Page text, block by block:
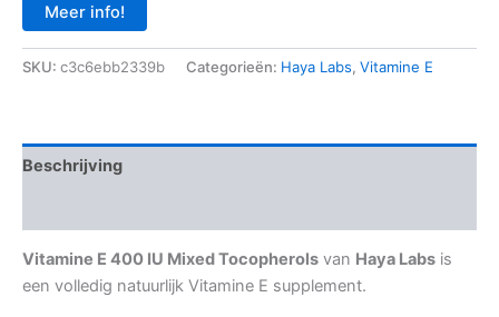
Meer info!
SKU: c3c6ebb2339b Categorieën: Haya Labs, Vitamine E
Beschrijving
Vitamine E 400 IU Mixed Tocopherols van Haya Labs is
een volledig natuurlijk Vitamine E supplement.